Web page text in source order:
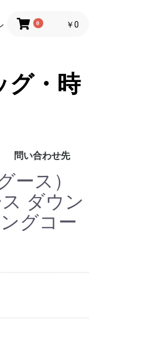
0 ￥0
グ・時
問い合わせ先
問い合わせ先
ース）
ダウン
グコー